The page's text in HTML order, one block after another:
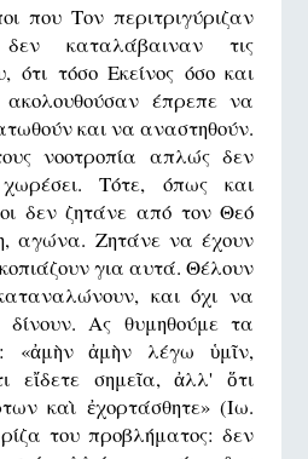
που Τον περιτριγύριζαν
καταλάβαιναν τις
ότι τόσο Εκείνος όσο και
έπρεπε να
και να αναστηθούν.
νοοτροπία απλώς δεν
Τότε, όπως και
δεν ζητάνε από τον Θεό
αγώνα. Ζητάνε να έχουν
για αυτά. Θέλουν
και όχι να
Ας θυμηθούμε τα
«ἀμὴν ἀμὴν λέγω ὑμῖν,
εἴδετε σημεῖα, ἀλλ' ὅτι
καὶ ἐχορτάσθητε» (Ιω.
του προβλήματος: δεν